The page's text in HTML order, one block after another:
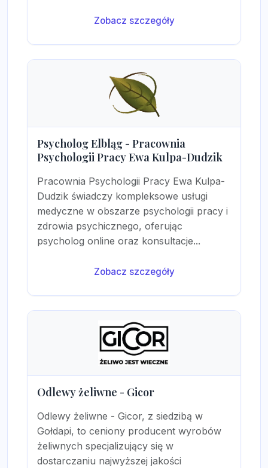
Zobacz szczegóły
Psycholog Elbląg - Pracownia
Psychologii Pracy Ewa Kulpa-Dudzik
Pracownia Psychologii Pracy Ewa Kulpa-
Dudzik świadczy kompleksowe usługi
medyczne w obszarze psychologii pracy i
zdrowia psychicznego, oferując
psycholog online oraz konsultacje...
Zobacz szczegóły
Odlewy żeliwne - Gicor
Odlewy żeliwne - Gicor, z siedzibą w
Gołdapi, to ceniony producent wyrobów
żeliwnych specjalizujący się w
dostarczaniu najwyższej jakości